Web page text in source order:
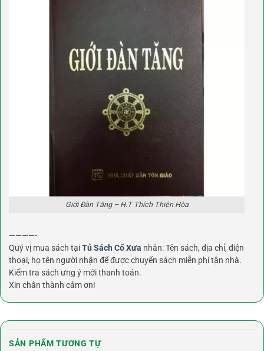
Giới Đàn Tăng – H.T Thích Thiện Hòa
————-
Quý vị mua sách tạiTủ Sách Cổ Xưa nhắn: Tên sách, địa chỉ, điện
thoại, họ tên người nhận để được chuyển sách miễn phí tận nhà.
Kiểm tra sách ưng ý mới thanh toán.
Xin chân thành cảm ơn!
SẢN PHẨM TƯƠNG TỰ